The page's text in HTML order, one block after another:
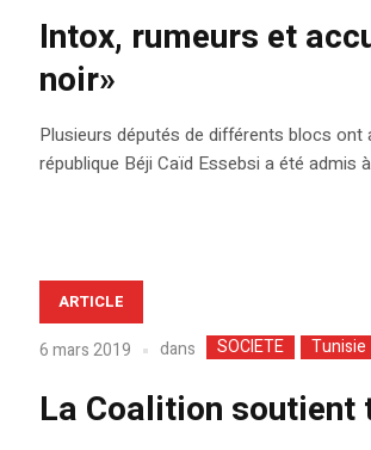
Intox, rumeurs et
noir»
Plusieurs députés de différents blocs ont
république Béji Caïd Essebsi a été admis
ARTICLE
6 mars 2019 dans SOCIETE Tunisie
La Coalition